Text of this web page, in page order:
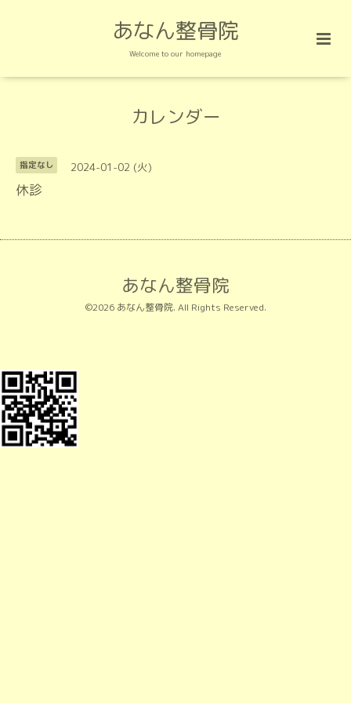
あなん整骨院
Welcome to our homepage
カレンダー
指定なし 2024-01-02 (火)
休診
あなん整骨院
©2026 あなん整骨院. All Rights Reserved.